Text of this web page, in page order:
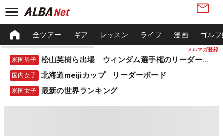
メルマガ登録
全ツアー ギア レッスン ライフ 漫画 ゴル
米国男子 松山英樹ら出場 ウィンダム選手権のリーダーボード
国内女子 北海道meijiカップ リーダーボード
米国女子 最新の世界ランキング